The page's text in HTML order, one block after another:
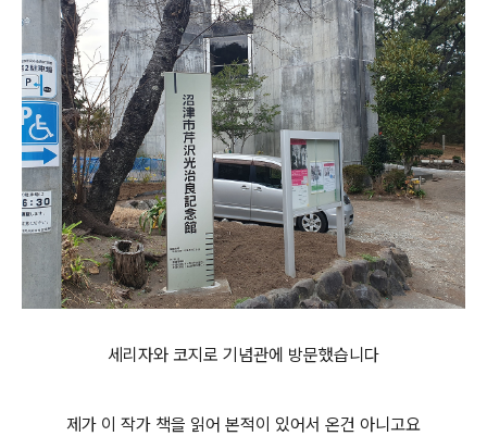
세리자와 코지로 기념관에 방문했습니다
제가 이 작가 책을 읽어 본적이 있어서 온건 아니고요